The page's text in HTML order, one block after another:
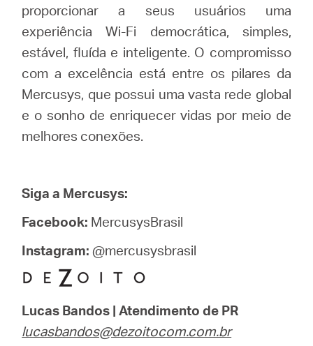
proporcionar a seus usuários uma
experiência Wi-Fi democrática, simples,
estável, fluída e inteligente. O compromisso
com a excelência está entre os pilares da
Mercusys, que possui uma vasta rede global
e o sonho de enriquecer vidas por meio de
melhores conexões.
Siga a Mercusys:
Facebook: MercusysBrasil
Instagram: @mercusysbrasil
Lucas Bandos | Atendimento de PR
lucasbandos@dezoitocom.com.br